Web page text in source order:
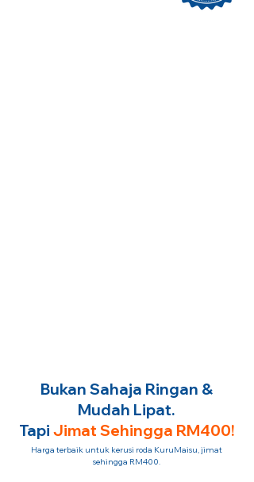
Bukan Sahaja Ringan &
Mudah Lipat.
Tapi Jimat Sehingga RM400!
Harga terbaik untuk kerusi roda KuruMaisu, jimat
sehingga RM400.